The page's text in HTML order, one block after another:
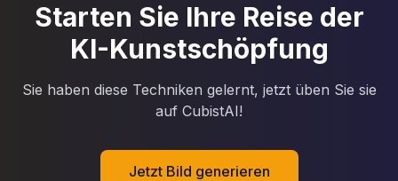
Starten Sie Ihre Reise der
KI-Kunstschöpfung
Sie haben diese Techniken gelernt, jetzt üben Sie sie
auf CubistAI!
Jetzt Bild generieren